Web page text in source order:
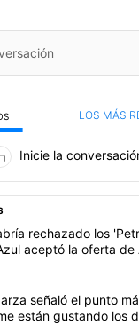
LOS MÁS
Inicie la
artículos con más
con el título "Erik
rechazado los